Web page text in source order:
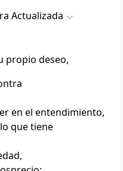
Actualizada
propio deseo,
en el entendimiento,
que tiene